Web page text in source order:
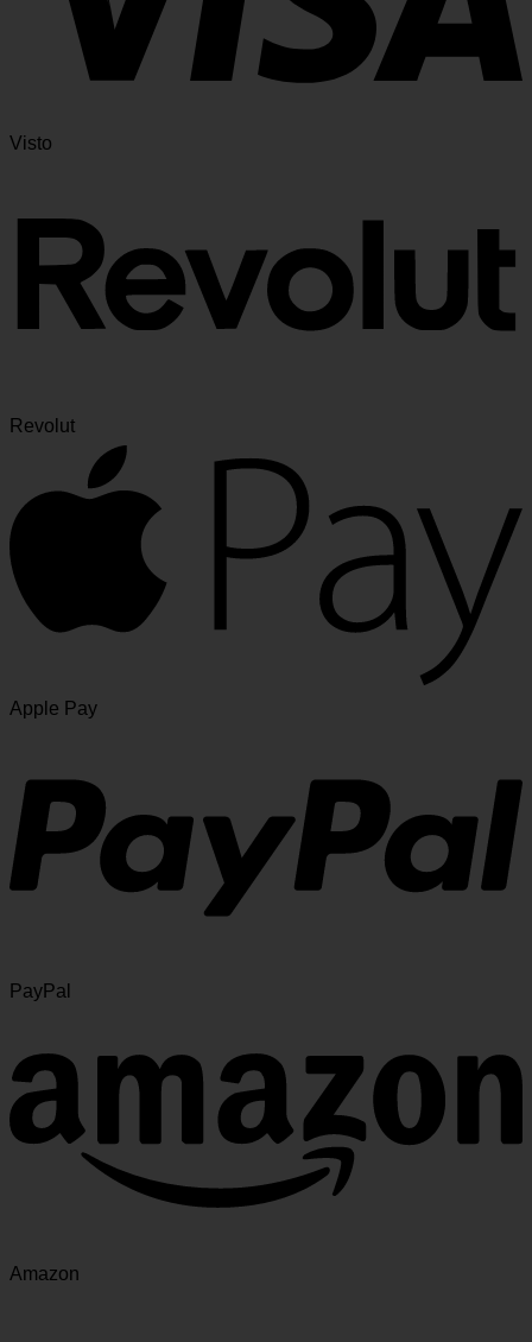
Visto
Revolut
Apple Pay
PayPal
Amazon